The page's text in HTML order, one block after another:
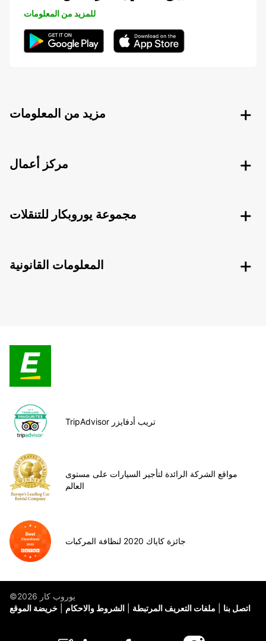
للمزيد من المعلومات
مزيد من المعلومات
مركز أعمال
مجموعة يوروبكار للتنقلات
المعلومات القانونية
TripAdvisor تريب أدفايزر
مواقع الشركة الرائدة لتأجير السيارات على مستوى
العالم
جائزة كاياك 2020 لنظافة المركبات
©يوروب كار 2026
خريضة الموقع
الشروط والاحكام ملفات التعريف المرتبطة اتصل بنا